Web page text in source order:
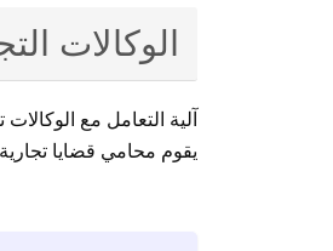
الوكالات
آلية التعامل مع
يقوم محامي قضايا